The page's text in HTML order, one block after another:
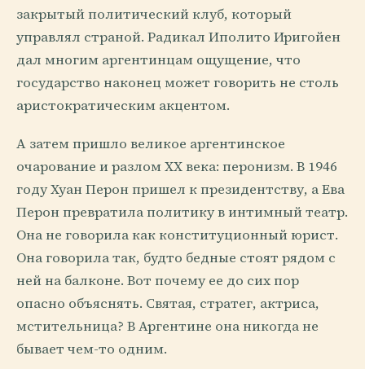
закрытый политический клуб, который
управлял страной. Радикал Иполито Иригойен
дал многим аргентинцам ощущение, что
государство наконец может говорить не столь
аристократическим акцентом.
А затем пришло великое аргентинское
очарование и разлом XX века: перонизм. В 1946
году Хуан Перон пришел к президентству, а Ева
Перон превратила политику в интимный театр.
Она не говорила как конституционный юрист.
Она говорила так, будто бедные стоят рядом с
ней на балконе. Вот почему ее до сих пор
опасно объяснять. Святая, стратег, актриса,
мстительница? В Аргентине она никогда не
бывает чем-то одним.